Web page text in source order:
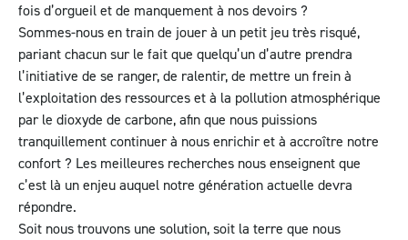
fois d’orgueil et de manquement à nos devoirs ?
Sommes-nous en train de jouer à un petit jeu très risqué,
pariant chacun sur le fait que quelqu’un d’autre prendra
l’initiative de se ranger, de ralentir, de mettre un frein à
l’exploitation des ressources et à la pollution atmosphérique
par le dioxyde de carbone, afin que nous puissions
tranquillement continuer à nous enrichir et à accroître notre
confort ? Les meilleures recherches nous enseignent que
c’est là un enjeu auquel notre génération actuelle devra
répondre.
Soit nous trouvons une solution, soit la terre que nous